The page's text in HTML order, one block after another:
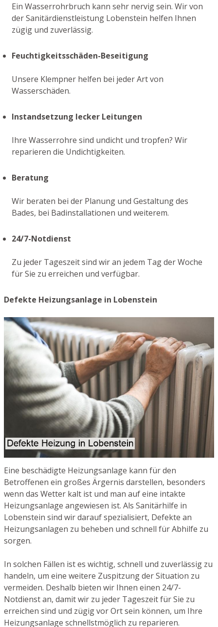
Ein Wasserrohrbruch kann sehr nervig sein. Wir von
der Sanitärdienstleistung Lobenstein helfen Ihnen
zügig und zuverlässig.
Feuchtigkeitsschäden-Beseitigung
Unsere Klempner helfen bei jeder Art von
Wasserschäden.
Instandsetzung lecker Leitungen
Ihre Wasserrohre sind undicht und tropfen? Wir
reparieren die Undichtigkeiten.
Beratung
Wir beraten bei der Planung und Gestaltung des
Bades, bei Badinstallationen und weiterem.
24/7-Notdienst
Zu jeder Tageszeit sind wir an jedem Tag der Woche
für Sie zu erreichen und verfügbar.
Defekte Heizungsanlage in Lobenstein
Eine beschädigte Heizungsanlage kann für den
Betroffenen ein großes Ärgernis darstellen, besonders
wenn das Wetter kalt ist und man auf eine intakte
Heizungsanlage angewiesen ist. Als Sanitärhilfe in
Lobenstein sind wir darauf spezialisiert, Defekte an
Heizungsanlagen zu beheben und schnell für Abhilfe zu
sorgen.
In solchen Fällen ist es wichtig, schnell und zuverlässig zu
handeln, um eine weitere Zuspitzung der Situation zu
vermeiden. Deshalb bieten wir Ihnen einen 24/7-
Notdienst an, damit wir zu jeder Tageszeit für Sie zu
erreichen sind und zügig vor Ort sein können, um Ihre
Heizungsanlage schnellstmöglich zu reparieren.